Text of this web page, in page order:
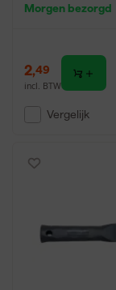
Morgen bezorgd
2,49
incl. BTW
Vergelijk